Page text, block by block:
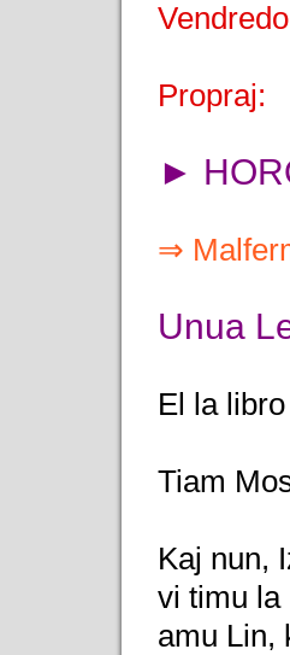
Vendredo
Propraj:
►
⇒
Unua
El la
Tiam
Kaj nun,
vi timu la
amu Lin,